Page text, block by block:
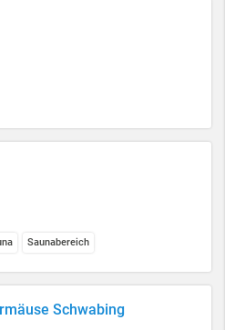
Saunabereich
Schwabing